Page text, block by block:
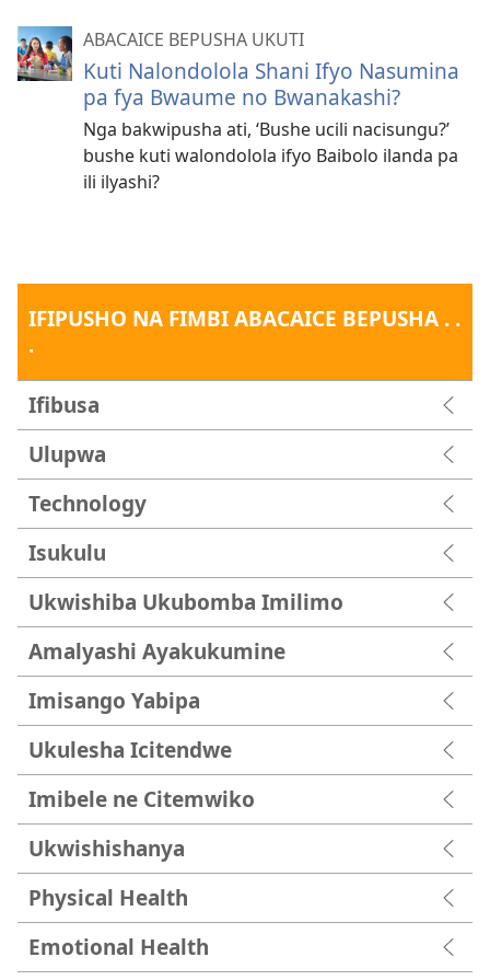
ABACAICE BEPUSHA UKUTI
Kuti Nalondolola Shani Ifyo Nasumina
pa fya Bwaume no Bwanakashi?
Nga bakwipusha ati, ‘Bushe ucili nacisungu?’
bushe kuti walondolola ifyo Baibolo ilanda pa
ili ilyashi?
IFIPUSHO NA FIMBI ABACAICE BEPUSHA . .
.
Ifibusa
Ulupwa
Technology
Isukulu
Ukwishiba Ukubomba Imilimo
Amalyashi Ayakukumine
Imisango Yabipa
Ukulesha Icitendwe
Imibele ne Citemwiko
Ukwishishanya
Physical Health
Emotional Health